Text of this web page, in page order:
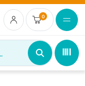
0